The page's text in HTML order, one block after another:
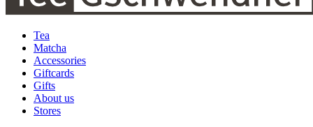
Tea
Matcha
Accessories
Giftcards
Gifts
About us
Stores